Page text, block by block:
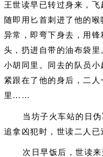
王世读早已转过身来，飞
随即用匕首刺进了他的
异常，即弯下身去，用
头，扔进自带的油布袋
小胡同里。同去的队员
紧跟在了他的身后，二
里……
当坊子火车站的日
追拿凶犯时，世读二人已
次日早饭后，世读